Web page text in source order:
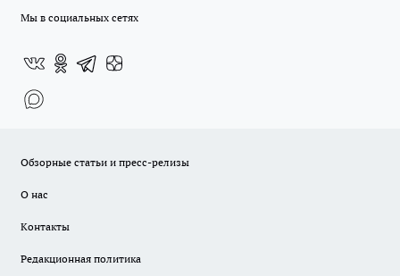
Мы в социальных сетях
Обзорные статьи и пресс-релизы
О нас
Контакты
Редакционная политика